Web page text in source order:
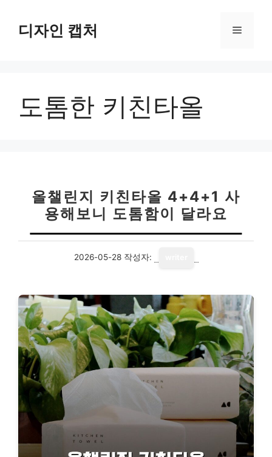
디자인 캡처 메
도톰한 키친타올
올챌린지 키친타올 4+4+1 사
용해보니 도톰함이 달라요
2026-05-28 작성자: